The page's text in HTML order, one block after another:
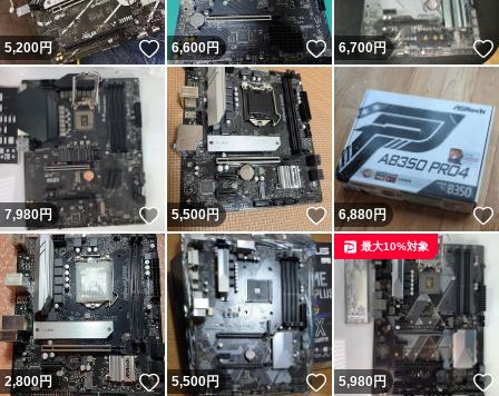
5,200円 いいね！
6,600円 いいね！
6,700円
7,980円 いいね！
5,500円 いいね！
6,880円
2,800円 いいね！
5,500円 いいね！
5,980円
最大10%対象